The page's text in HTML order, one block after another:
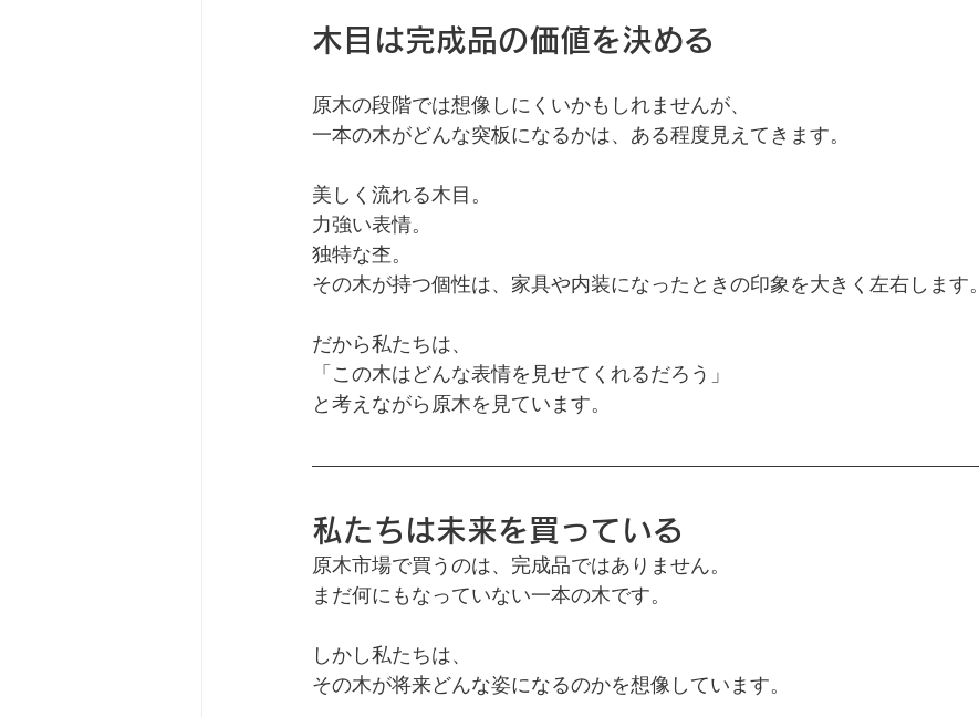
木目は完成品の価値を決める
原木の段階では想像しにくいかもしれませんが、
一本の木がどんな突板になるかは、ある程度見えてきます。
美しく流れる木目。
力強い表情。
独特な杢。
その木が持つ個性は、家具や内装になったときの印象を大きく左右します。
だから私たちは、
「この木はどんな表情を見せてくれるだろう」
と考えながら原木を見ています。
私たちは未来を買っている
原木市場で買うのは、完成品ではありません。
まだ何にもなっていない一本の木です。
しかし私たちは、
その木が将来どんな姿になるのかを想像しています。